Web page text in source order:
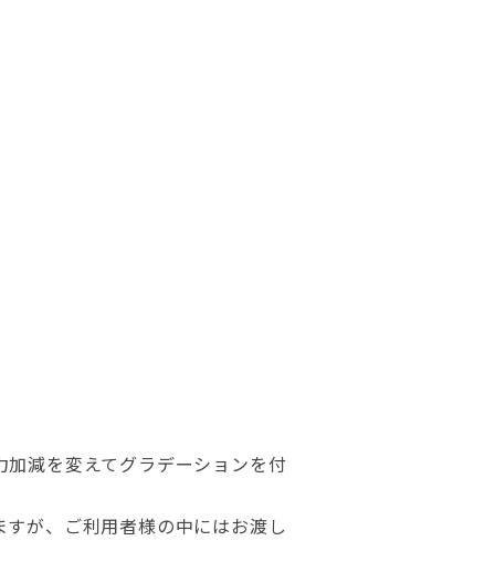
減を変えてグラデーションを付
が、ご利用者様の中にはお渡し